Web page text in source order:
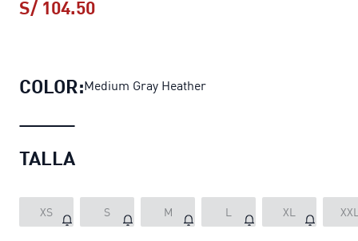
S/ 104.50
COLOR:Medium Gray Heather
TALLA
XS S M L XL